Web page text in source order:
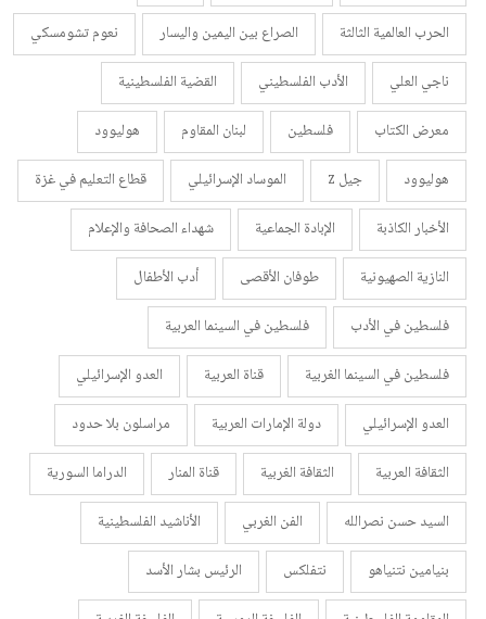
الحرب العالمية الثالثة
الصراع بين اليمين واليسار
نعوم تشومسكي
ناجي العلي
الأدب الفلسطيني
القضية الفلسطينية
معرض الكتاب
فلسطين لبنان المقاوم
هوليوود
هوليوود
جيل z الموساد الإسرائيلي
قطاع التعليم في غزة
الأخبار الكاذبة
الإبادة الجماعية
شهداء الصحافة والإعلام
النازية الصهيونية
طوفان الأقصى
أدب الأطفال
فلسطين في الأدب
فلسطين في السينما العربية
فلسطين في السينما الغربية
قناة العربية
العدو الإسرائيلي
العدو الإسرائيلي
دولة الإمارات العربية
مراسلون بلا حدود
الثقافة العربية
الثقافة الغربية قناة المنار
الدراما السورية
السيد حسن نصرالله
الفن الغربي
الأناشيد الفلسطينية
بنيامين نتنياهو
نتفلكس
الرئيس بشار الأسد